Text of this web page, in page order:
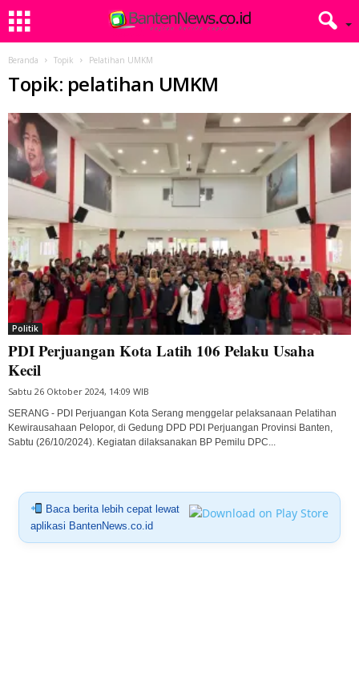
Beranda Topik Pelatihan UMKM
Topik: pelatihan UMKM
Politik
PDI Perjuangan Kota Latih 106 Pelaku Usaha
Kecil
Sabtu 26 Oktober 2024, 14:09 WIB
SERANG - PDI Perjuangan Kota Serang menggelar pelaksanaan Pelatihan
Kewirausahaan Pelopor, di Gedung DPD PDI Perjuangan Provinsi Banten,
Sabtu (26/10/2024). Kegiatan dilaksanakan BP Pemilu DPC...
Baca berita lebih cepat lewat
aplikasi BantenNews.co.id